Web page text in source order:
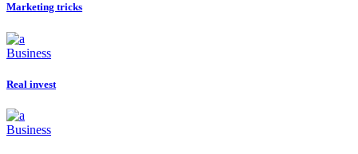
Marketing tricks
Business
Real invest
Business